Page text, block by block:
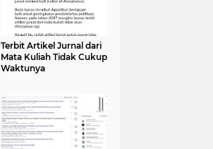
Terbit Artikel Jurnal dari
Mata Kuliah Tidak Cukup
Waktunya